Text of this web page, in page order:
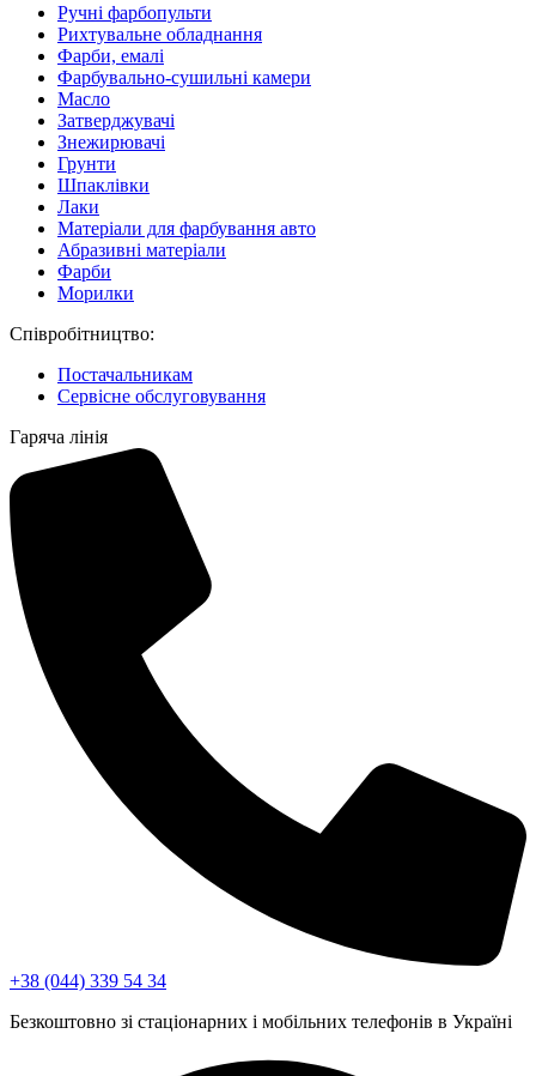
Ручні фарбопульти
Рихтувальне обладнання
Фарби, емалі
Фарбувально-сушильні камери
Масло
Затверджувачі
Знежирювачі
Грунти
Шпаклівки
Лаки
Матеріали для фарбування авто
Абразивні матеріали
Фарби
Морилки
Співробітництво:
Постачальникам
Сервісне обслуговування
Гаряча лінія
+38 (044) 339 54 34
Безкоштовно зі стаціонарних і мобільних телефонів в Україні